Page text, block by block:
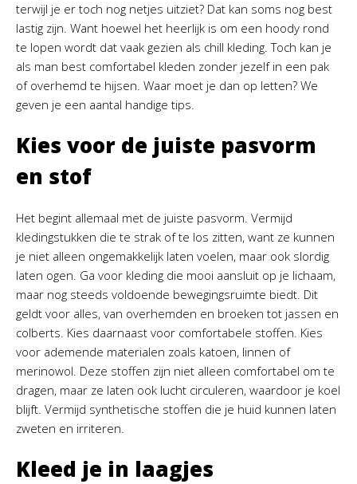
terwijl je er toch nog netjes uitziet? Dat kan soms nog best
lastig zijn. Want hoewel het heerlijk is om een hoody rond
te lopen wordt dat vaak gezien als chill kleding. Toch kan je
als man best comfortabel kleden zonder jezelf in een pak
of overhemd te hijsen. Waar moet je dan op letten? We
geven je een aantal handige tips.
Kies voor de juiste pasvorm
en stof
Het begint allemaal met de juiste pasvorm. Vermijd
kledingstukken die te strak of te los zitten, want ze kunnen
je niet alleen ongemakkelijk laten voelen, maar ook slordig
laten ogen. Ga voor kleding die mooi aansluit op je lichaam,
maar nog steeds voldoende bewegingsruimte biedt. Dit
geldt voor alles, van overhemden en broeken tot jassen en
colberts. Kies daarnaast voor comfortabele stoffen. Kies
voor ademende materialen zoals katoen, linnen of
merinowol. Deze stoffen zijn niet alleen comfortabel om te
dragen, maar ze laten ook lucht circuleren, waardoor je koel
blijft. Vermijd synthetische stoffen die je huid kunnen laten
zweten en irriteren.
Kleed je in laagjes